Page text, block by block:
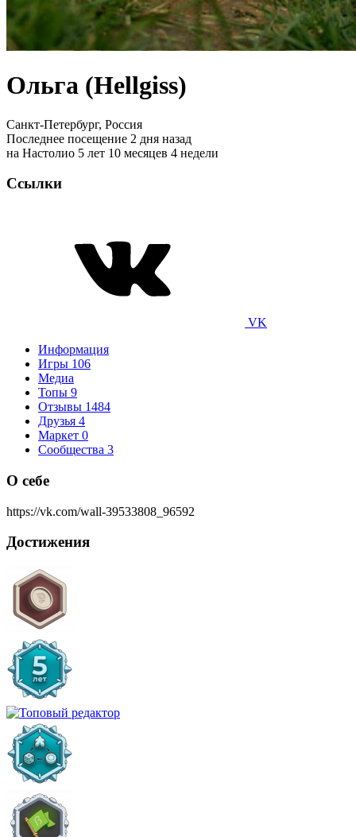
Ольга (Hellgiss)
Санкт-Петербург, Россия
Последнее посещение 2 дня назад
на Настолио 5 лет 10 месяцев 4 недели
Ссылки
VK
Информация
Игры 106
Медиа
Топы 9
Отзывы 1484
Друзья 4
Маркет 0
Сообщества 3
О себе
https://vk.com/wall-39533808_96592
Достижения